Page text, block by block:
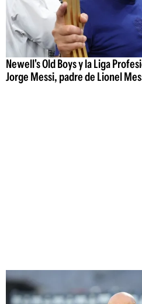
Newell's Old Boys y la Liga
Jorge Messi, padre de Lionel